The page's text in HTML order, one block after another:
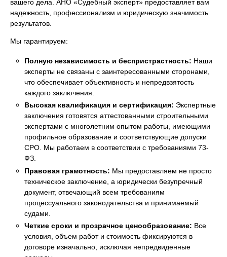
вашего дела. АНО «Судебный эксперт» предоставляет вам
надежность, профессионализм и юридическую значимость
результатов.
Мы гарантируем:
Полную независимость и беспристрастность: Наши
эксперты не связаны с заинтересованными сторонами,
что обеспечивает объективность и непредвзятость
каждого заключения.
Высокая квалификация и сертификация: Экспертные
заключения готовятся аттестованными строительными
экспертами с многолетним опытом работы, имеющими
профильное образование и соответствующие допуски
СРО. Мы работаем в соответствии с требованиями 73-
ФЗ.
Правовая грамотность: Мы предоставляем не просто
техническое заключение, а юридически безупречный
документ, отвечающий всем требованиям
процессуального законодательства и принимаемый
судами.
Четкие сроки и прозрачное ценообразование: Все
условия, объем работ и стоимость фиксируются в
договоре изначально, исключая непредвиденные